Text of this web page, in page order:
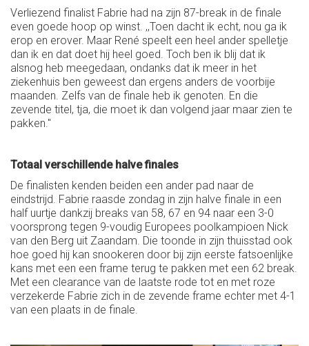
Verliezend finalist Fabrie had na zijn 87-break in de finale
even goede hoop op winst. ,,Toen dacht ik echt, nou ga ik
erop en erover. Maar René speelt een heel ander spelletje
dan ik en dat doet hij heel goed. Toch ben ik blij dat ik
alsnog heb meegedaan, ondanks dat ik meer in het
ziekenhuis ben geweest dan ergens anders de voorbije
maanden. Zelfs van de finale heb ik genoten. En die
zevende titel, tja, die moet ik dan volgend jaar maar zien te
pakken."
Totaal verschillende halve finales
De finalisten kenden beiden een ander pad naar de
eindstrijd. Fabrie raasde zondag in zijn halve finale in een
half uurtje dankzij breaks van 58, 67 en 94 naar een 3-0
voorsprong tegen 9-voudig Europees poolkampioen Nick
van den Berg uit Zaandam. Die toonde in zijn thuisstad ook
hoe goed hij kan snookeren door bij zijn eerste fatsoenlijke
kans met een een frame terug te pakken met een 62 break.
Met een clearance van de laatste rode tot en met roze
verzekerde Fabrie zich in de zevende frame echter met 4-1
van een plaats in de finale.